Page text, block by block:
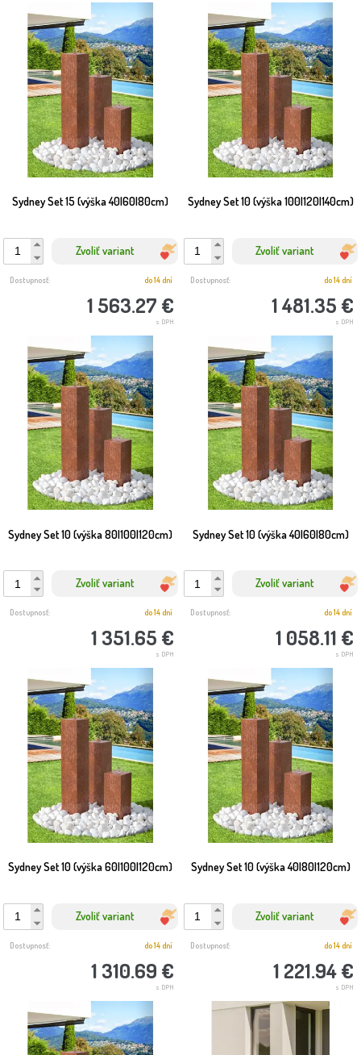
Sydney Set 15 (výška 40|60|80cm)
Zvoliť variant
1 563.27 €
s DPH
Dostupnosť: do 14 dní
Sydney Set 10 (výška 100|120|140cm)
Zvoliť variant
1 481.35 €
s DPH
Dostupnosť: do 14 dní
Sydney Set 10 (výška 80|100|120cm)
Zvoliť variant
1 351.65 €
s DPH
Dostupnosť: do 14 dní
Sydney Set 10 (výška 40|60|80cm)
Zvoliť variant
1 058.11 €
s DPH
Dostupnosť: do 14 dní
Sydney Set 10 (výška 60|100|120cm)
Zvoliť variant
1 310.69 €
s DPH
Dostupnosť: do 14 dní
Sydney Set 10 (výška 40|80|120cm)
Zvoliť variant
1 221.94 €
s DPH
Dostupnosť: do 14 dní